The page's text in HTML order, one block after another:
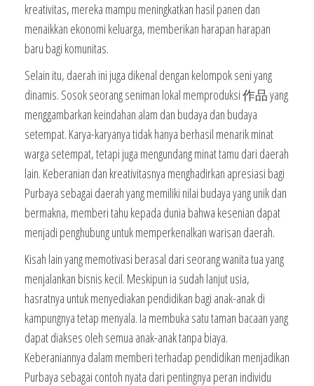
kreativitas, mereka mampu meningkatkan hasil panen dan
menaikkan ekonomi keluarga, memberikan harapan harapan
baru bagi komunitas.
Selain itu, daerah ini juga dikenal dengan kelompok seni yang
dinamis. Sosok seorang seniman lokal memproduksi 作品 yang
menggambarkan keindahan alam dan budaya dan budaya
setempat. Karya-karyanya tidak hanya berhasil menarik minat
warga setempat, tetapi juga mengundang minat tamu dari daerah
lain. Keberanian dan kreativitasnya menghadirkan apresiasi bagi
Purbaya sebagai daerah yang memiliki nilai budaya yang unik dan
bermakna, memberi tahu kepada dunia bahwa kesenian dapat
menjadi penghubung untuk memperkenalkan warisan daerah.
Kisah lain yang memotivasi berasal dari seorang wanita tua yang
menjalankan bisnis kecil. Meskipun ia sudah lanjut usia,
hasratnya untuk menyediakan pendidikan bagi anak-anak di
kampungnya tetap menyala. Ia membuka satu taman bacaan yang
dapat diakses oleh semua anak-anak tanpa biaya.
Keberaniannya dalam memberi terhadap pendidikan menjadikan
Purbaya sebagai contoh nyata dari pentingnya peran individu